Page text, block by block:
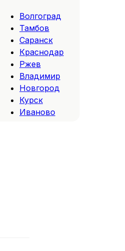
Волгоград
Тамбов
Саранск
Краснодар
Ржев
Владимир
Новгород
Курск
Иваново